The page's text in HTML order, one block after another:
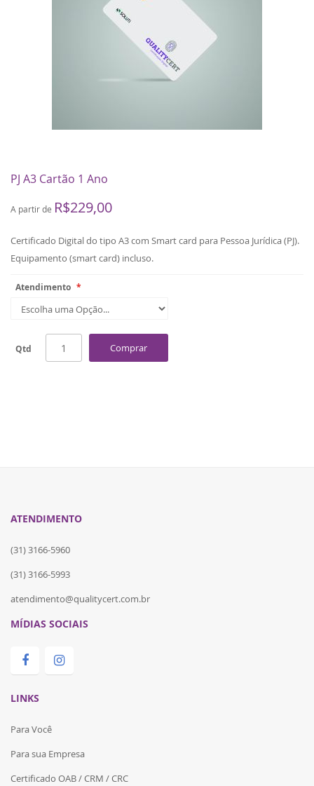
PJ A3 Cartão 1 Ano
A partir de R$229,00
Certificado Digital do tipo A3 com Smart card para Pessoa Jurídica (PJ).
Equipamento (smart card) incluso.
Atendimento
Qtd Comprar
Skip
the
the
images
ATENDIMENTO
(31) 3166-5960
(31) 3166-5993
atendimento@qualitycert.com.br
MÍDIAS SOCIAIS
LINKS
Para Você
Para sua Empresa
Certificado OAB / CRM / CRC